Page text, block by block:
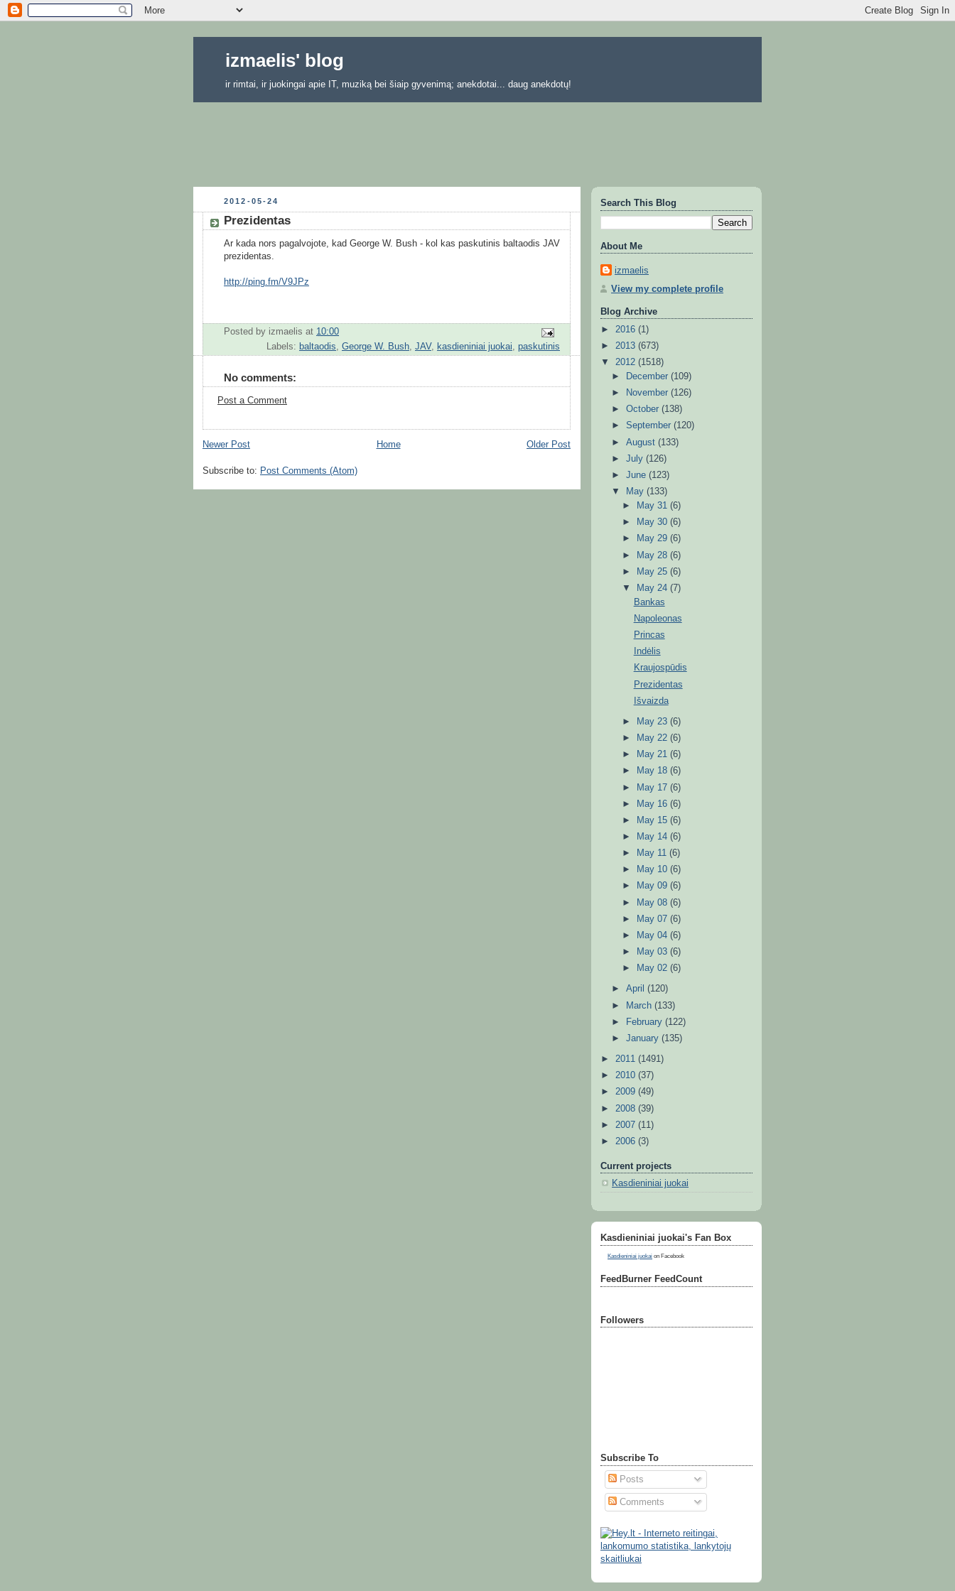
izmaelis' blog
ir rimtai, ir juokingai apie IT, muziką bei šiaip gyvenimą; anekdotai... daug anekdotų!
2012-05-24
Prezidentas
Ar kada nors pagalvojote, kad George W. Bush - kol kas paskutinis baltaodis JAV
prezidentas.
http://ping.fm/V9JPz
Posted by izmaelis at 10:00
Labels: baltaodis George W. Bush JAV, kasdieniniai juokai paskutinis
No comments:
Post a Comment
Newer Post Older Post
Home
Subscribe to: Post Comments (Atom)
Search This Blog
About Me
izmaelis
View my complete profile
Blog Archive
► 2016 (1)
► 2013 (673)
▼ 2012 (1518)
►
December(109)
►
November(126)
►October(138)
►September(120)
►August(133)
►July(126)
►June(123)
▼
May(133)
►
May 31(6)
►
May 30(6)
►
May 29(6)
►
May 28(6)
►
May 25(6)
▼
May 24(7)
Bankas
Napoleonas
Princas
Indėlis
Kraujospūdis
Prezidentas
Išvaizda
► May 23(6)
►
May 22(6)
►
May 21(6)
►
May 18(6)
►
May 17(6)
►
May 16(6)
►
May 15(6)
►
May 14(6)
►
May 11(6)
►
May 10(6)
►
May 09(6)
►
May 08(6)
►
May 07(6)
►
May 04(6)
►
May 03(6)
►
May 02(6)
►April(120)
►
March(133)
►
February(122)
►January(135)
► 2011 (1491)
► 2010 (37)
► 2009 (49)
► 2008 (39)
► 2007 (11)
► 2006 (3)
Current projects
Kasdieniniai juokai
Kasdieniniai juokai's Fan Box
Kasdieniniai juokai on Facebook
FeedBurner FeedCount
Followers
Subscribe To
Posts
Comments